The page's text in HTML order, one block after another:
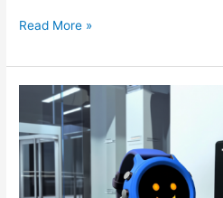
Read More »
Errores
comunes
al
registrar
la